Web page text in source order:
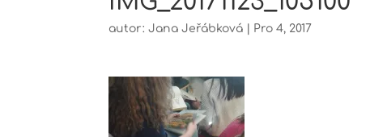
autor:Jana Jeřábková Pro 4, 2017